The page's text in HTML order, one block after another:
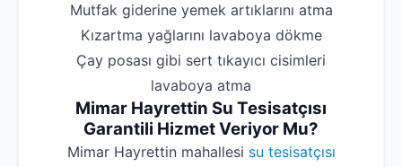
‌Mutfak giderine yemek artıklarını atma
‌Kızartma yağlarını lavaboya dökme
‌Çay posası gibi sert tıkayıcı cisimleri
lavaboya atma
Mimar Hayrettin Su Tesisatçısı
Garantili Hizmet Veriyor Mu?
Mimar Hayrettin mahallesi su tesisatçısı